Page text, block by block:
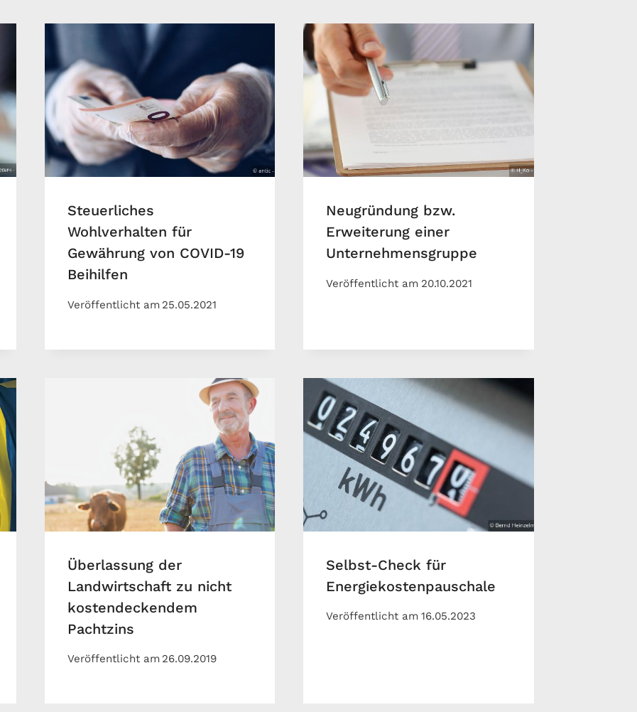
Steuerliches
Wohlverhalten für
Gewährung von COVID-19
Beihilfen
Veröffentlicht am 25.05.2021
Neugründung bzw.
Erweiterung einer
Unternehmensgruppe
Veröffentlicht am 20.10.2021
Überlassung der
Landwirtschaft zu nicht
kostendeckendem
Pachtzins
Veröffentlicht am 26.09.2019
Selbst-Check für
Energiekostenpauschale
Veröffentlicht am 16.05.2023